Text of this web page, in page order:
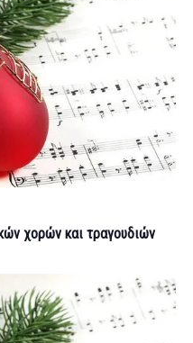
χορών και τραγουδιών